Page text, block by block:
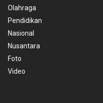
Olahraga
Pendidikan
Nasional
Nusantara
Foto
Video